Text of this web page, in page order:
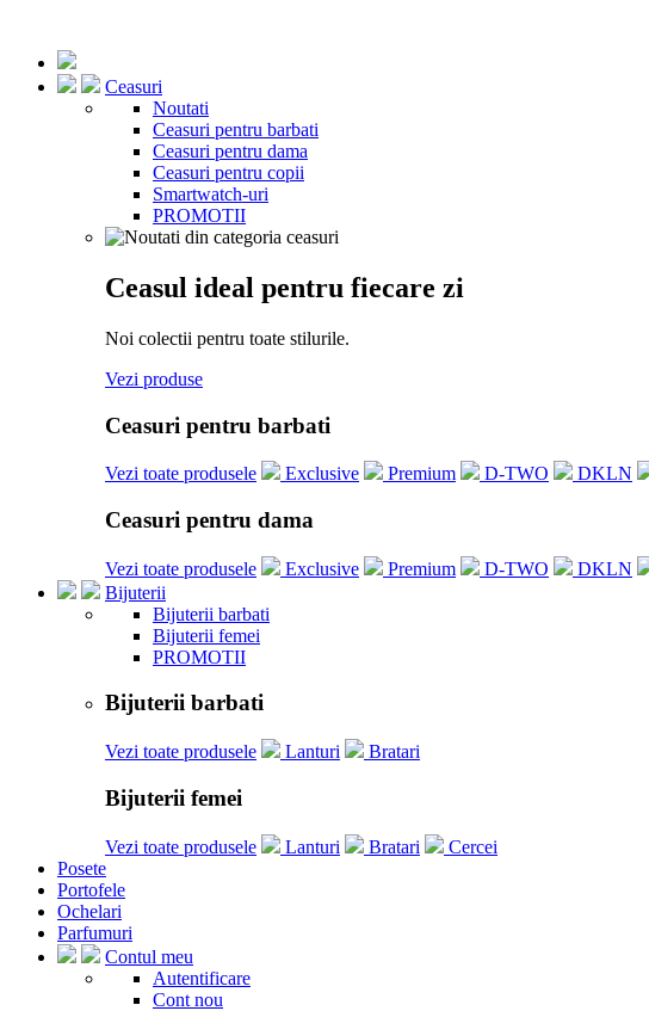
Ceasuri
Noutati
Ceasuri pentru barbati
Ceasuri pentru dama
Ceasuri pentru copii
Smartwatch-uri
PROMOTII
Ceasul ideal pentru fiecare zi
Noi colectii pentru toate stilurile.
Vezi produse
Ceasuri pentru barbati
Vezi toate produsele Exclusive Premium D-TWO DKLN
Ceasuri pentru dama
Vezi toate produsele Exclusive Premium D-TWO DKLN
Bijuterii
Bijuterii barbati
Bijuterii femei
PROMOTII
Bijuterii barbati
Vezi toate produsele Lanturi Bratari
Bijuterii femei
Vezi toate produsele Lanturi Bratari
Cercei
Posete
Portofele
Ochelari
Parfumuri
Contul meu
Autentificare
Cont nou